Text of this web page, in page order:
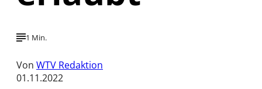
1 Min.
Von WTV Redaktion
01.11.2022